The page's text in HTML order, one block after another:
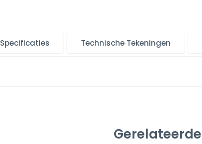
Specificaties Technische Tekeningen
Gerelateerde